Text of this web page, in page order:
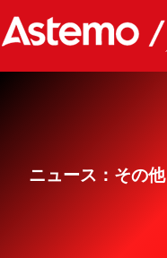
ニュース
グッズ
ニュース：その他